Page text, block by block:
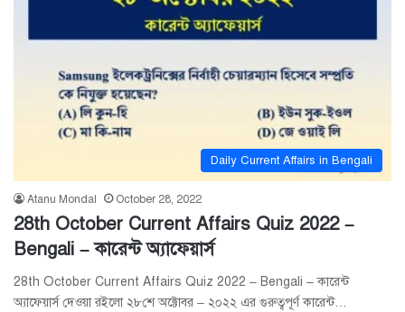
Daily Current Affairs in Bengali
Atanu Mondal October 28, 2022
28th October Current Affairs Quiz 2022 –
Bengali – কারেন্ট অ্যাফেয়ার্স
28th October Current Affairs Quiz 2022 – Bengali – কারেন্ট
অ্যাফেয়ার্স দেওয়া রইলো ২৮শে অক্টোবর – ২০২২ এর গুরুত্বপূর্ণ কারেন্ট…